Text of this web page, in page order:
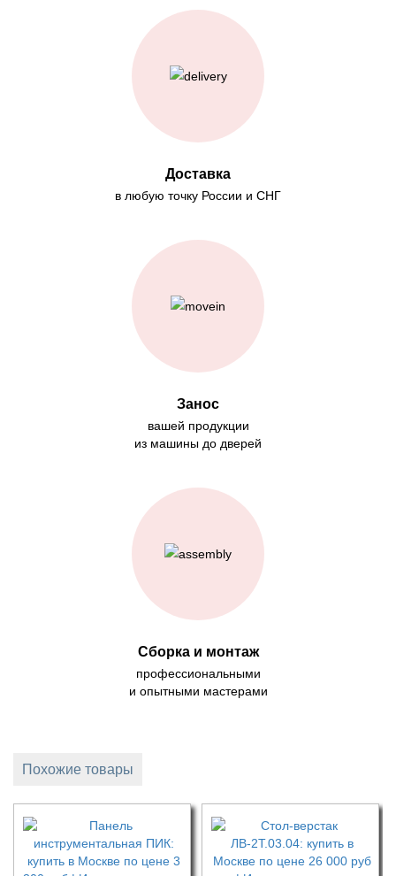
Доставка
в любую точку России и СНГ
Занос
вашей продукции
из машины до дверей
Сборка и монтаж
профессиональными
и опытными мастерами
Похожие товары